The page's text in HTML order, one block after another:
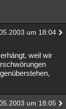
English
Geschlossen
um 18:04
weil wir
um 18:05